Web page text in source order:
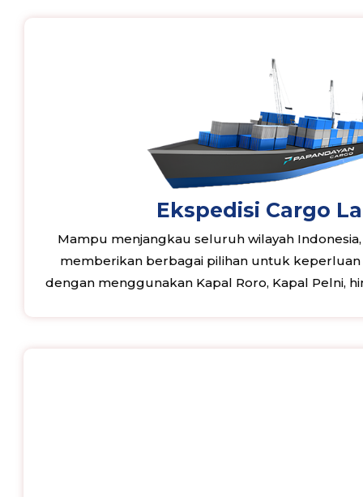
Ekspedisi Cargo
Mampu menjangkau seluruh wilayah
memberikan berbagai pilihan untuk
dengan menggunakan Kapal Roro, Kapal Pelni,